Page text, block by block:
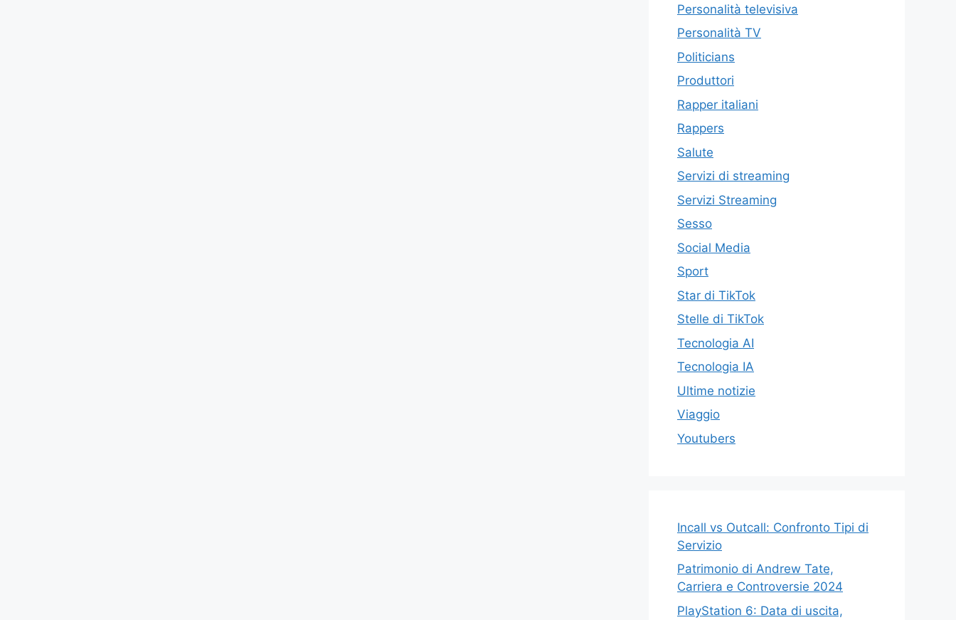
Personalità televisiva
Personalità TV
Politicians
Produttori
Rapper italiani
Rappers
Salute
Servizi di streaming
Servizi Streaming
Sesso
Social Media
Sport
Star di TikTok
Stelle di TikTok
Tecnologia AI
Tecnologia IA
Ultime notizie
Viaggio
Youtubers
Incall vs Outcall: Confronto Tipi di
Servizio
Patrimonio di Andrew Tate,
Carriera e Controversie 2024
PlayStation 6: Data di uscita,